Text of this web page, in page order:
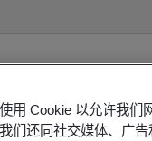
用 Cookie 以允许我们
们还同社交媒体、广